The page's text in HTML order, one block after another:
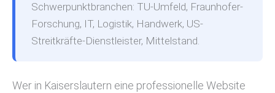
Schwerpunktbranchen: TU-Umfeld, Fraunhofer-
Forschung, IT, Logistik, Handwerk, US-
Streitkräfte-Dienstleister, Mittelstand.
Wer in Kaiserslautern eine professionelle Website